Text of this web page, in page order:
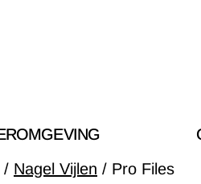
/ Nagel Vijlen / Pro Files